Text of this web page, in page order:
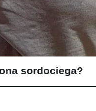
sordociega?